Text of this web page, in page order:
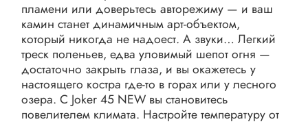
пламени или доверьтесь авторежиму — и ваш
камин станет динамичным арт-объектом,
который никогда не надоест. А звуки… Легкий
треск поленьев, едва уловимый шепот огня —
достаточно закрыть глаза, и вы окажетесь у
настоящего костра где-то в горах или у лесного
озера. С Joker 45 NEW вы становитесь
повелителем климата. Настройте температуру от